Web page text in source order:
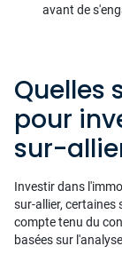
avant de
Quelles
pour
sur-
Investir dans
sur-allier,
compte tenu du
basées sur